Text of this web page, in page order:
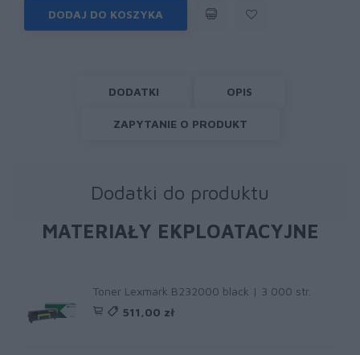
DODAJ DO KOSZYKA
DODATKI OPIS
ZAPYTANIE O PRODUKT
Dodatki do produktu
MATERIAŁY EKPLOATACYJNE
Toner Lexmark B232000 black | 3 000 str.
511,00 zł